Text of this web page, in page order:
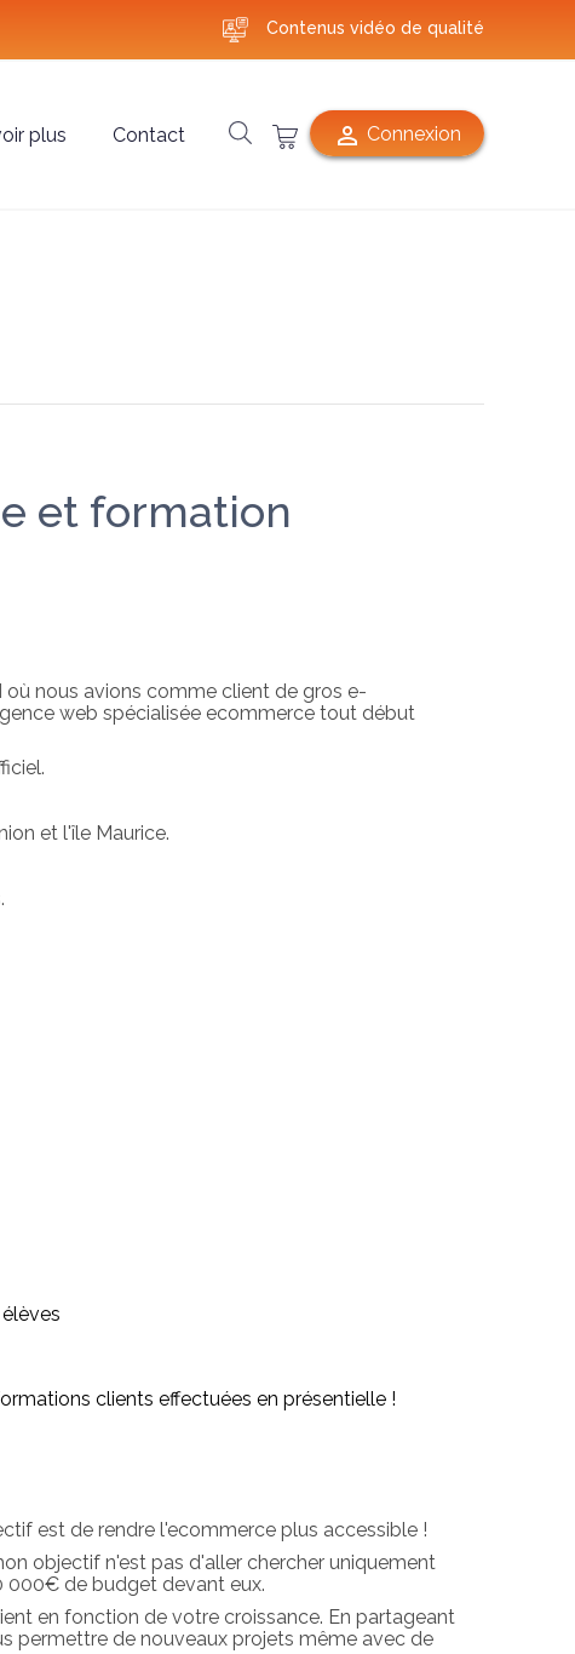
Contenus vidéo de qualité
plus Contact  Connexion
et formation
où nous avions comme client de gros e-
web spécialisée ecommerce tout début
et l'île Maurice.
clients effectuées en présentielle !
est de rendre l'ecommerce plus accessible !
objectif n'est pas d'aller chercher uniquement
000€ de budget devant eux.
en fonction de votre croissance. En partageant
permettre de nouveaux projets même avec de